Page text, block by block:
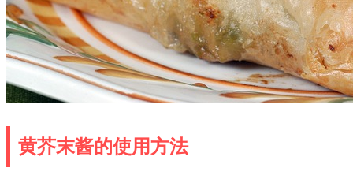
黄芥末酱的使用方法